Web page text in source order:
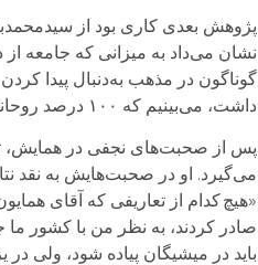
پژوهش بعدی کاری بود از
نشان می‌داد به میزانی که جامعه
گوناگون در مذهب به‌دنبال پیدا
داشت، می‌بینیم که ۱۰۰ درصد روحانیون و مراجع تقلید از وضعیت رسانه‌ها ناراضی‌اند و رسانه‌ها را غیراخلاقی و غیرمعنوی می‌دانند.
می‌گیرد. او در صحبت‌هایش به نقد
«هیچ کدام از تعاریفى که آقاى
صادر کردند، به نظر من با کشور